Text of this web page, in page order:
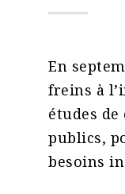
En
freins à
études
publics,
besoins